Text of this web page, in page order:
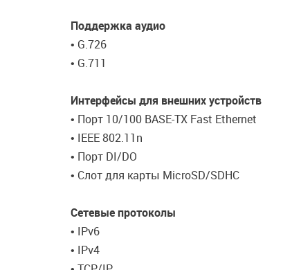
Поддержка аудио
• G.726
• G.711
Интерфейсы для внешних устройств
• Порт 10/100 BASE-TX Fast Ethernet
• IEEE 802.11n
• Порт DI/DO
• Слот для карты MicroSD/SDHC
Сетевые протоколы
• IPv6
• IPv4